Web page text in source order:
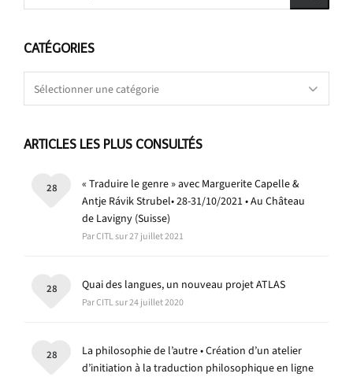
CATÉGORIES
ARTICLES LES PLUS CONSULTÉS
« Traduire le genre » avec Marguerite Capelle &
Antje Rávik Strubel• 28-31/10/2021 • Au Château
de Lavigny (Suisse)
Par CITL sur 27 juillet 2021
28
Quai des langues, un nouveau projet ATLAS
Par CITL sur 24 juillet 2020
28
La philosophie de l’autre • Création d’un atelier
d’initiation à la traduction philosophique en ligne
28